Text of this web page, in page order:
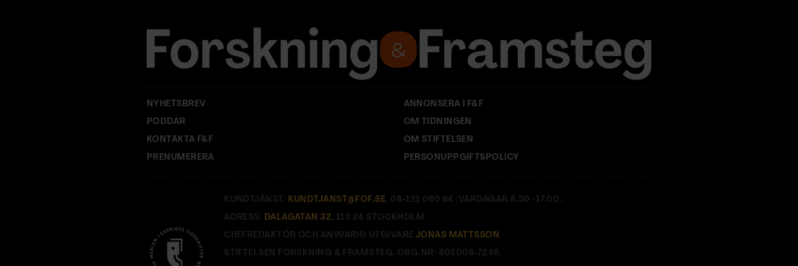
s
NYHETSBREV
PODDAR
KONTAKTA F&F
PRENUMERERA
ANNONSERA I F&F
OM TIDNINGEN
OM STIFTELSEN
PERSONUPPGIFTSPOLICY
KUNDTJÄNST: KUNDTJANST@FOF.SE, 08-121 060 64 (VARDAGAR 8.30–17.00).
ADRESS: DALAGATAN 32 , 113 24 STOCKHOLM.
CHEFREDAKTÖR OCH ANSVARIG UTGIVARE JONAS MATTSSON.
STIFTELSEN FORSKNING & FRAMSTEG. ORG.NR: 802008-7246.